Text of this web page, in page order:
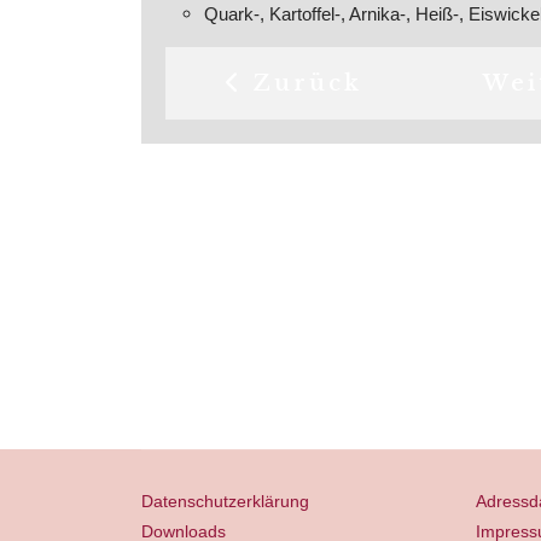
Quark-, Kartoffel-, Arnika-, Heiß-,
Datenschutzerklärung
Downloads